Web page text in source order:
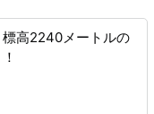
高2240メートルの